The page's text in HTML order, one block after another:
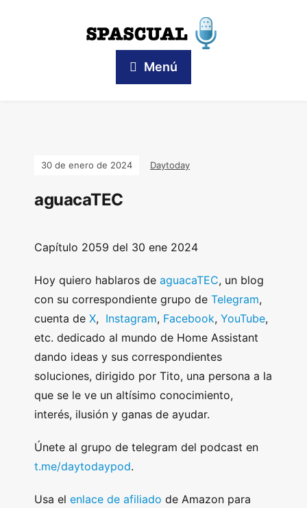
Menú
30 de enero de 2024 Daytoday
aguacaTEC
Capítulo 2059 del 30 ene 2024
Hoy quiero hablaros de aguacaTEC, un blog
con su correspondiente grupo de Telegram,
cuenta de X, Instagram, Facebook, YouTube,
etc. dedicado al mundo de Home Assistant
dando ideas y sus correspondientes
soluciones, dirigido por Tito, una persona a la
que se le ve un altísimo conocimiento,
interés, ilusión y ganas de ayudar.
Únete al grupo de telegram del podcast en
t.me/daytodaypod.
Usa el enlace de afiliado de Amazon para